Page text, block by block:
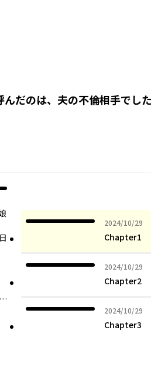
だのは、夫の不倫相手でした
2024/10/29
2024年10月29
Chapter1
2024/10/29
2024年10月29
Chapter2
2024/10/29
2024年10月29
Chapter3